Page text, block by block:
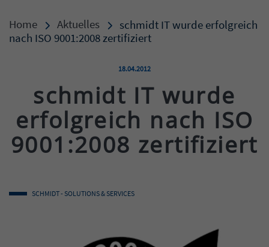
Home Aktuelles
schmidt IT wurde erfolgreich
nach ISO 9001:2008 zertifiziert
Veröffentlicht am:
18.04.2012
schmidt IT wurde
erfolgreich nach ISO
9001:2008 zertifiziert
SCHMIDT - SOLUTIONS & SERVICES